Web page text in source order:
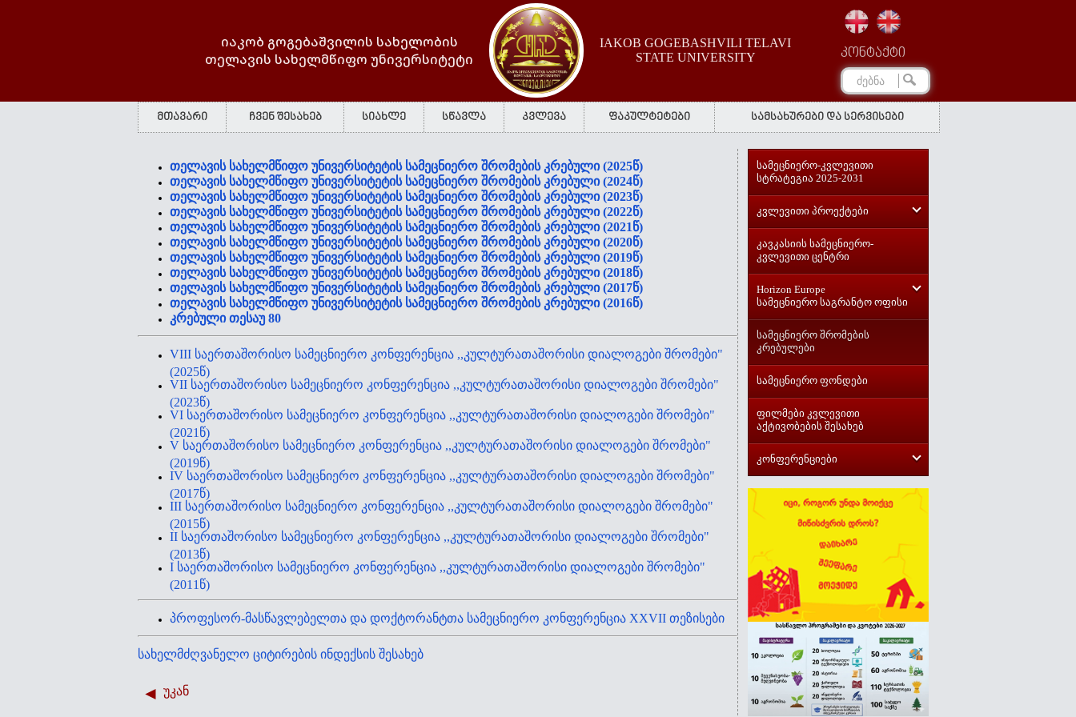
იაკობ გოგებაშვილის სახელობის
თელავის სახელმწიფო უნივერსიტეტი
IAKOB GOGEBASHVILI TELAVI
STATE UNIVERSITY
კონტაქტი
მთავარი ჩვენ შესახებ სიახლე სწავლა კვლევა ფაკულტეტები სამსახურები და სერვისები
თელავის სახელმწიფო უნივერსიტეტის სამეცნიერო შრომების კრებული (2025წ)
თელავის სახელმწიფო უნივერსიტეტის სამეცნიერო შრომების კრებული (2024წ)
თელავის სახელმწიფო უნივერსიტეტის სამეცნიერო შრომების კრებული (2023წ)
თელავის სახელმწიფო უნივერსიტეტის სამეცნიერო შრომების კრებული (2022წ)
თელავის სახელმწიფო უნივერსიტეტის სამეცნიერო შრომების კრებული (2021წ)
თელავის სახელმწიფო უნივერსიტეტის სამეცნიერო შრომების კრებული (2020წ)
თელავის სახელმწიფო უნივერსიტეტის სამეცნიერო შრომების კრებული (2019წ)
თელავის სახელმწიფო უნივერსიტეტის სამეცნიერო შრომების კრებული (2018წ)
თელავის სახელმწიფო უნივერსიტეტის სამეცნიერო შრომების კრებული (2017წ)
თელავის სახელმწიფო უნივერსიტეტის სამეცნიერო შრომების კრებული (2016წ)
კრებული თესაუ 80
VIII საერთაშორისო სამეცნიერო კონფერენცია ,,კულტურათაშორისი დიალოგები შრომები"
(2025წ)
VII საერთაშორისო სამეცნიერო კონფერენცია ,,კულტურათაშორისი დიალოგები შრომები"
(2023წ)
VI საერთაშორისო სამეცნიერო კონფერენცია ,,კულტურათაშორისი დიალოგები შრომები"
(2021წ)
V საერთაშორისო სამეცნიერო კონფერენცია ,,კულტურათაშორისი დიალოგები შრომები"
(2019წ)
IV საერთაშორისო სამეცნიერო კონფერენცია ,,კულტურათაშორისი დიალოგები შრომები"
(2017წ)
III საერთაშორისო სამეცნიერო კონფერენცია ,,კულტურათაშორისი დიალოგები შრომები"
(2015წ)
II საერთაშორისო სამეცნიერო კონფერენცია ,,კულტურათაშორისი დიალოგები შრომები"
(2013წ)
I საერთაშორისო სამეცნიერო კონფერენცია ,,კულტურათაშორისი დიალოგები შრომები"
(2011წ)
პროფესორ-მასწავლებელთა და დოქტორანტთა სამეცნიერო კონფერენცია XXVII თეზისები
სახელმძღვანელო ციტირების ინდექსის შესახებ
უკან
სამეცნიერო-კვლევითი
სტრატეგია 2025-2031
კვლევითი პროექტები
კავკასიის სამეცნიერო-
კვლევითი ცენტრი
Horizon Europe
სამეცნიერო საგრანტო ოფისი
სამეცნიერო შრომების
კრებულები
სამეცნიერო ფონდები
ფილმები კვლევითი
აქტივობების შესახებ
კონფერენციები